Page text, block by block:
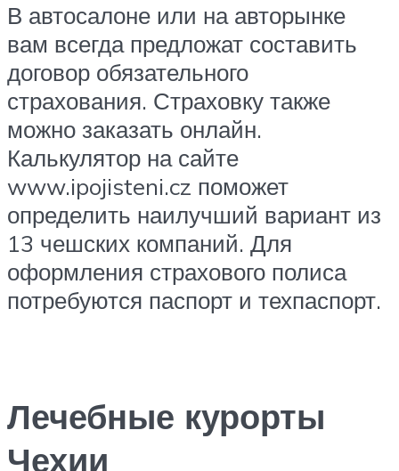
В автосалоне или на авторынке
вам всегда предложат составить
договор обязательного
страхования. Страховку также
можно заказать онлайн.
Калькулятор на сайте
www.ipojisteni.cz поможет
определить наилучший вариант из
13 чешских компаний. Для
оформления страхового полиса
потребуются паспорт и техпаспорт.
Лечебные курорты
Чехии